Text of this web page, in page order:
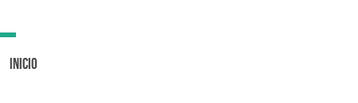
Toggle
Inicio